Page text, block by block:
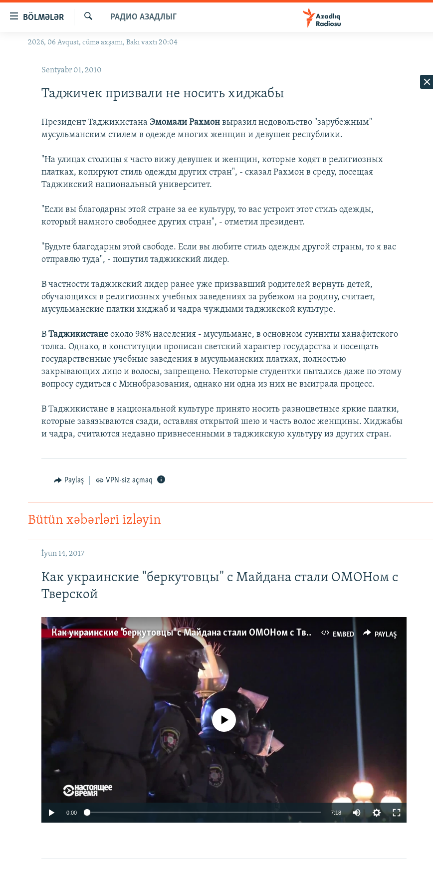
naviqasiyaya
BÖLMƏLƏR
GÜNDƏM
#ƏSLINDƏ
FƏRQƏ BAX
QANUNI DOĞRU
ARAŞDIRMA
MULTIMEDIA
FOTOQALEREYA
İNFOQRAFIKA
KARIKATURA
RADIO ARXIV
OXU ZALI
AZƏRBAYCAN ƏDƏBIYYATI KITABXANASI
İSLAM VƏ DEMOKRATIYA
İZ - MƏDƏNIYYƏT PROQRAMI
HAQQIMIZDA
MISSIYAMIZ
PEŞƏ ETIKASI VƏ JURNALISTIKA
STANDARTLARIMIZ
AZADLIQRADIOSU MOBIL TELEFONUNUZDA
BIZIMLƏ ƏLAQƏ
Axtar
РАДИО АЗАДЛЫГ
2026, 06 Avqust, cümə axşamı, Bakı vaxtı 20:04
Sentyabr 01, 2010
Таджичек призвали не носить хиджабы
Президент Таджикистана Эмомали Рахмон выразил недовольство "зарубежным"
мусульманским стилем в одежде многих женщин и девушек республики.
"На улицах столицы я часто вижу девушек и женщин, которые ходят в религиозных
платках, копируют стиль одежды других стран", - сказал Рахмон в среду, посещая
Таджикский национальный университет.
"Если вы благодарны этой стране за ее культуру, то вас устроит этот стиль одежды,
который намного свободнее других стран", - отметил президент.
"Будьте благодарны этой свободе. Если вы любите стиль одежды другой страны, то я вас
отправлю туда", - пошутил таджикский лидер.
В частности таджикский лидер ранее уже призвавший родителей вернуть детей,
обучающихся в религиозных учебных заведениях за рубежом на родину, считает,
мусульманские платки хиджаб и чадра чуждыми таджикской культуре.
В Таджикистане около 98% населения - мусульмане, в основном сунниты ханафитского
толка. Однако, в конституции прописан светский характер государства и посещать
государственные учебные заведения в мусульманских платках, полностью
закрывающих лицо и волосы, запрещено. Некоторые студентки пытались даже по этому
вопросу судиться с Минобразования, однако ни одна из них не выиграла процесс.
В Таджикистане в национальной культуре принято носить разноцветные яркие платки,
которые завязываются сзади, оставляя открытой шею и часть волос женщины. Хиджабы
и чадра, считаются недавно привнесенными в таджикскую культуру из других стран.
Paylaş VPN-siz açmaq
Bütün xəbərləri izləyin
İyun 14, 2017
Как украинские "беркутовцы" с Майдана стали ОМОНом с
Тверской
EMBED PAYLAŞ
Как украинские "беркутовцы" с Майдана стали ОМОНом с Тверской
No media source currently available
0:00 7:18